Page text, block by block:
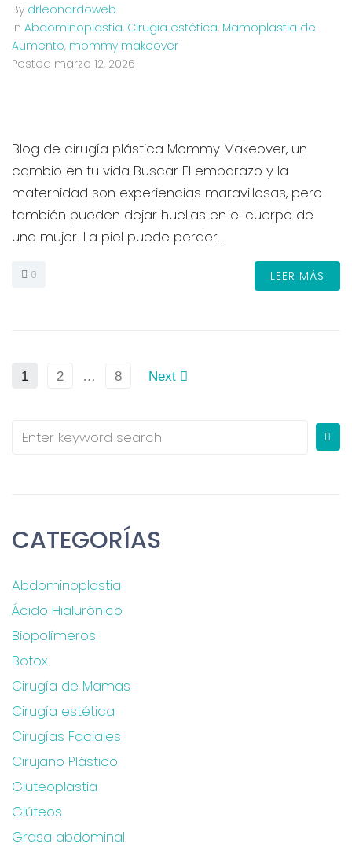
By drleonardoweb
In Abdominoplastia, Cirugía estética, Mamoplastia de
Aumento, mommy makeover
Posted marzo 12, 2026
Blog de cirugía plástica Mommy Makeover, un
cambio en tu vida Buscar El embarazo y la
maternidad son experiencias maravillosas, pero
también pueden dejar huellas en el cuerpo de
una mujer. La piel puede perder...
0 LEER MÁS
1 2 … 8 Next
CATEGORÍAS
Abdominoplastia
Ácido Hialurónico
Biopolímeros
Botox
Cirugía de Mamas
Cirugía estética
Cirugías Faciales
Cirujano Plástico
Gluteoplastia
Glúteos
Grasa abdominal